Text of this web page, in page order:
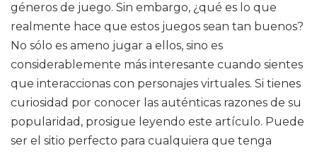
géneros de juego. Sin embargo, ¿qué es lo que
realmente hace que estos juegos sean tan buenos?
No sólo es ameno jugar a ellos, sino es
considerablemente más interesante cuando sientes
que interaccionas con personajes virtuales. Si tienes
curiosidad por conocer las auténticas razones de su
popularidad, prosigue leyendo este artículo. Puede
ser el sitio perfecto para cualquiera que tenga